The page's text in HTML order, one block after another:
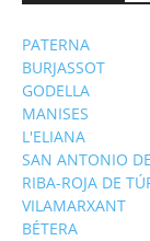
PATERNA
BURJASSOT
GODELLA
MANISES
L'ELIANA
SAN ANTONIO
RIBA-ROJA DE
VILAMARXANT
BÉTERA